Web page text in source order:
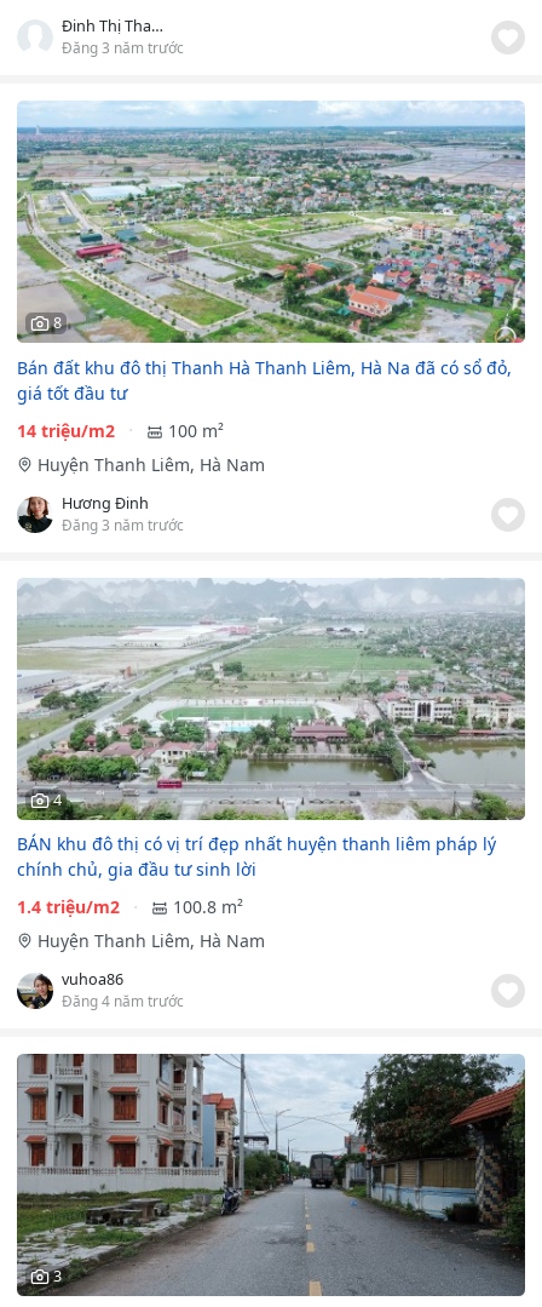
Đinh Thị Thanh Hương
Đăng 3 năm trước
8
Bán đất khu đô thị Thanh Hà Thanh Liêm, Hà Na đã có sổ đỏ,
giá tốt đầu tư
14 triệu/m2
100 m²
Huyện Thanh Liêm, Hà Nam
Hương Đinh
Đăng 3 năm trước
4
BÁN khu đô thị có vị trí đẹp nhất huyện thanh liêm pháp lý
chính chủ, gia đầu tư sinh lời
1.4 triệu/m2
100.8 m²
Huyện Thanh Liêm, Hà Nam
vuhoa86
Đăng 4 năm trước
3